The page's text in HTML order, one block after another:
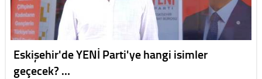
Eskişehir'de YENİ Parti'ye hangi isimler
geçecek? …